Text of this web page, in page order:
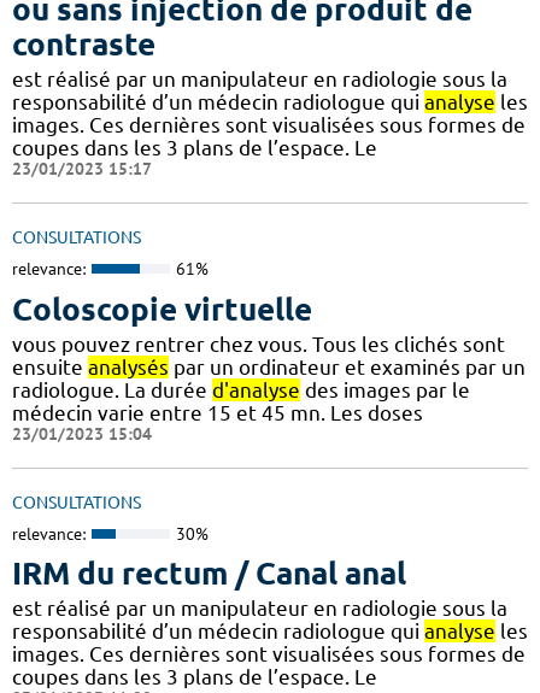
ou sans injection de produit de
contraste
est réalisé par un manipulateur en radiologie sous la
responsabilité d’un médecin radiologue qui analyse les
images. Ces dernières sont visualisées sous formes de
coupes dans les 3 plans de l’espace. Le
23/01/2023 15:17
CONSULTATIONS
relevance: 61%
Coloscopie virtuelle
vous pouvez rentrer chez vous. Tous les clichés sont
ensuite analysés par un ordinateur et examinés par un
radiologue. La durée d'analyse des images par le
médecin varie entre 15 et 45 mn. Les doses
23/01/2023 15:04
CONSULTATIONS
relevance: 30%
IRM du rectum / Canal anal
est réalisé par un manipulateur en radiologie sous la
responsabilité d’un médecin radiologue qui analyse les
images. Ces dernières sont visualisées sous formes de
coupes dans les 3 plans de l’espace. Le